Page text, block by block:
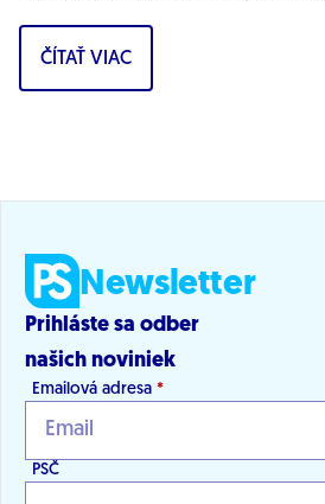
povedal podpredseda
ČÍTAŤ VIAC
Newsletter
Prihláste sa odber
našich noviniek
Emailová adresa *
PSČ